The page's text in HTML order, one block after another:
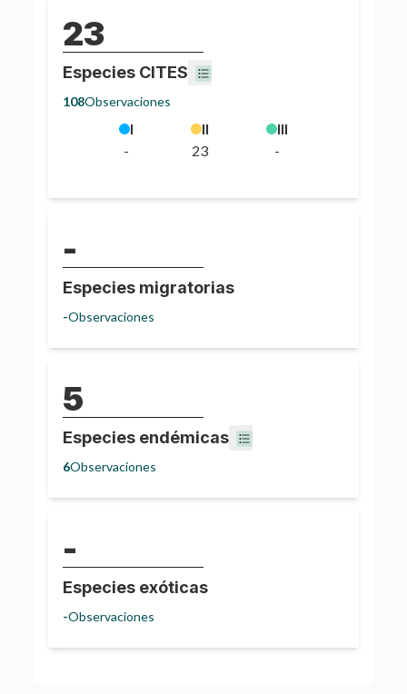
23
Especies CITES
108Observaciones
I
-
II
23
III
-
-
Especies migratorias
-Observaciones
5
Especies endémicas
6Observaciones
-
Especies exóticas
-Observaciones